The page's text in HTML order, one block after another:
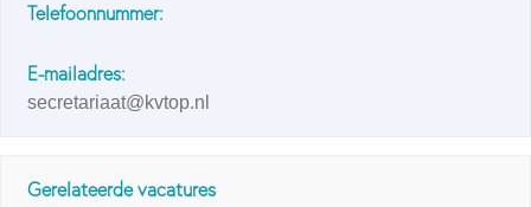
Telefoonnummer:
E-mailadres:
secretariaat@kvtop.nl
Gerelateerde vacatures